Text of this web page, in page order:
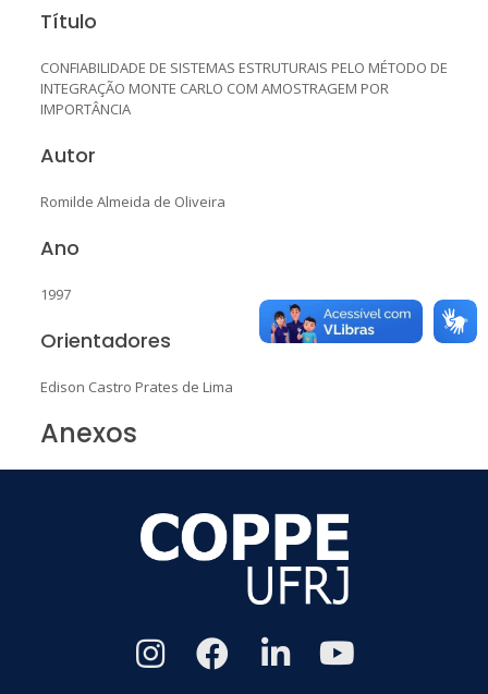
Título
CONFIABILIDADE DE SISTEMAS ESTRUTURAIS PELO MÉTODO DE
INTEGRAÇÃO MONTE CARLO COM AMOSTRAGEM POR
IMPORTÂNCIA
Autor
Romilde Almeida de Oliveira
Ano
1997
Orientadores
Edison Castro Prates de Lima
Anexos